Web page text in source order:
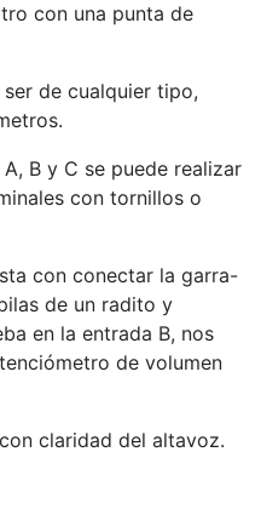
con una punta de
de cualquier tipo,
B y C se puede realizar
con tornillos o
con conectar la garra-
de un radito y
en la entrada B, nos
de volumen
claridad del altavoz.